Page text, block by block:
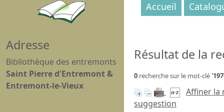
Résultat de la
0 recherche sur le mot-clé
Affiner la
suggestion
Accueil
Adresse
Bibliothèque des entremonts
Saint Pierre d'Entremont &
Entremont-le-Vieux